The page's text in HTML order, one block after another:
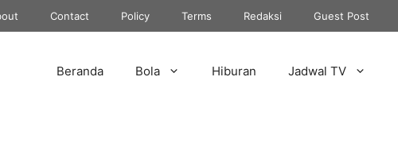
Contact Policy Terms Redaksi Guest Post
Beranda Bola Hiburan Jadwal TV